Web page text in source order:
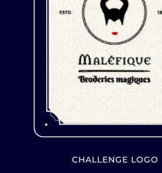
CHALLENGE LOGO